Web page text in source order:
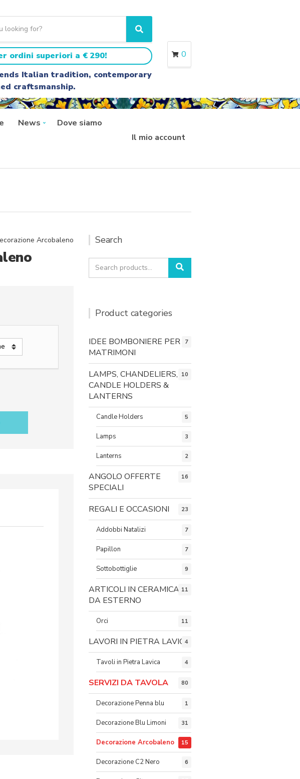
S
e
a
r
c
h
ordini superiori a € 290!
Italian tradition, contemporary
craftsmanship.
0
News Dove siamo
Il mio account
Arcobaleno Search
Search
for:
Search
Product categories
IDEE BOMBONIERE PER
MATRIMONI
7
LAMPS, CHANDELIERS,
CANDLE HOLDERS &
LANTERNS
10
Candle Holders 5
Lamps 3
Lanterns 2
ANGOLO OFFERTE
SPECIALI
16
REGALI E OCCASIONI 23
Addobbi Natalizi 7
Papillon 7
Sottobottiglie 9
ARTICOLI IN CERAMICA
DA ESTERNO
11
Orci 11
LAVORI IN PIETRA LAVICA
4
Tavoli in Pietra Lavica 4
SERVIZI DA TAVOLA 80
Decorazione Penna blu 1
Decorazione Blu Limoni 31
Decorazione Arcobaleno 15
Decorazione C2 Nero 6